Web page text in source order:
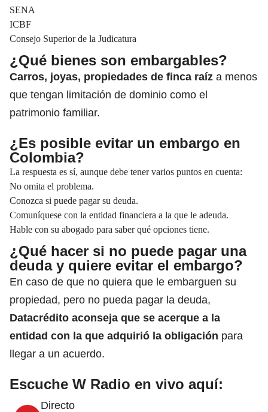
SENA
ICBF
Consejo Superior de la Judicatura
¿Qué bienes son embargables?
Carros, joyas, propiedades de finca raíz a menos
que tengan limitación de dominio como el
patrimonio familiar.
¿Es posible evitar un embargo en
Colombia?
La respuesta es sí, aunque debe tener varios puntos en cuenta:
No omita el problema.
Conozca si puede pagar su deuda.
Comuníquese con la entidad financiera a la que le adeuda.
Hable con su abogado para saber qué opciones tiene.
¿Qué hacer si no puede pagar una
deuda y quiere evitar el embargo?
En caso de que no quiera que le embarguen su
propiedad, pero no pueda pagar la deuda,
Datacrédito aconseja que se acerque a la
entidad con la que adquirió la obligación para
llegar a un acuerdo.
Escuche W Radio en vivo aquí:
Directo